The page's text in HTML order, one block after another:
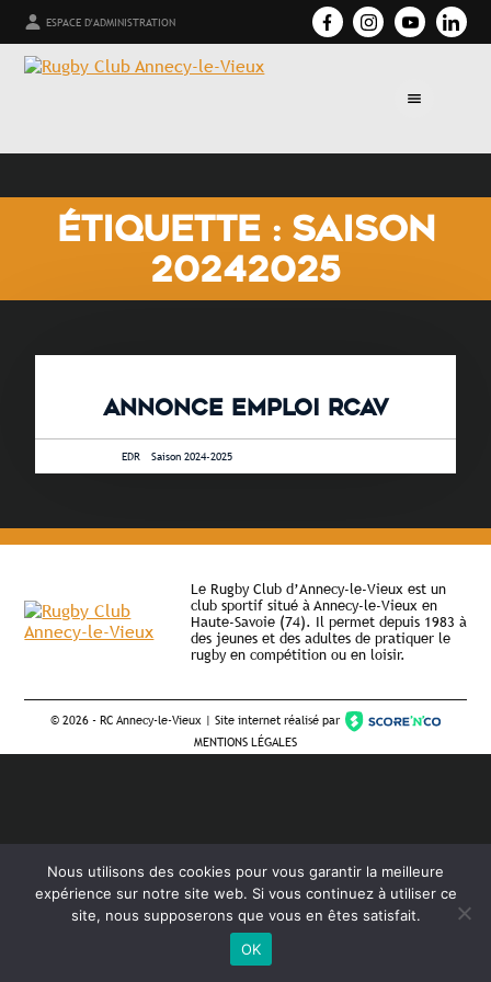
ESPACE D'ADMINISTRATION
ÉTIQUETTE : SAISON
20242025
ANNONCE EMPLOI RCAV
4 juin 2024 •EDR -Saison 2024-2025
Le Rugby Club d’Annecy-le-Vieux est un
club sportif situé à Annecy-le-Vieux en
Haute-Savoie (74). Il permet depuis 1983 à
des jeunes et des adultes de pratiquer le
rugby en compétition ou en loisir.
©2026 - RC Annecy-le-Vieux | Site internet réalisé par
MENTIONS LÉGALES
Nous utilisons des cookies pour vous garantir la meilleure
expérience sur notre site web. Si vous continuez à utiliser ce
site, nous supposerons que vous en êtes satisfait.
OK